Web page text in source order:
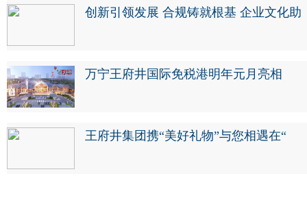
创新引领发展 合规铸就根基 企业文化助
万宁王府井国际免税港明年元月亮相
王府井集团携“美好礼物”与您相遇在“